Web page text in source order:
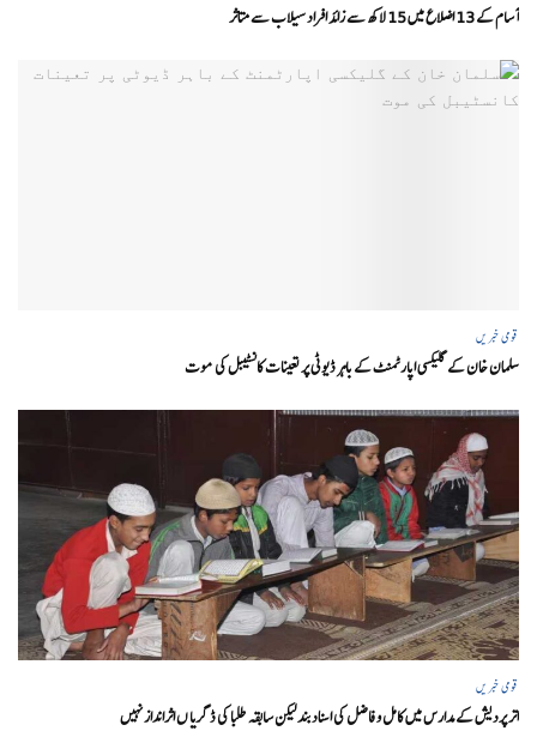
آسام کے 13 اضلاع میں 15 لاکھ سے زائد افراد سیلاب سے متاثر
قومی خبریں
سلمان خان کے گلیکسی اپارٹمنٹ کے باہر ڈیوٹی پر تعینات کانسٹیبل کی موت
قومی خبریں
اتر پردیش کےمدارس میں کامل و فاضل کی اسناد بند لیکن سابقہ طلبا کی ڈگریا ں اثرانداز نہیں